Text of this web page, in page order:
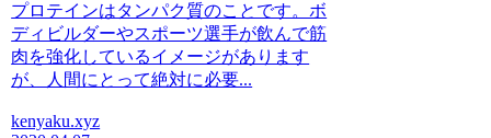
プロテインはタンパク質のことです。ボ
ディビルダーやスポーツ選手が飲んで筋
肉を強化しているイメージがあります
が、人間にとって絶対に必要...
kenyaku.xyz